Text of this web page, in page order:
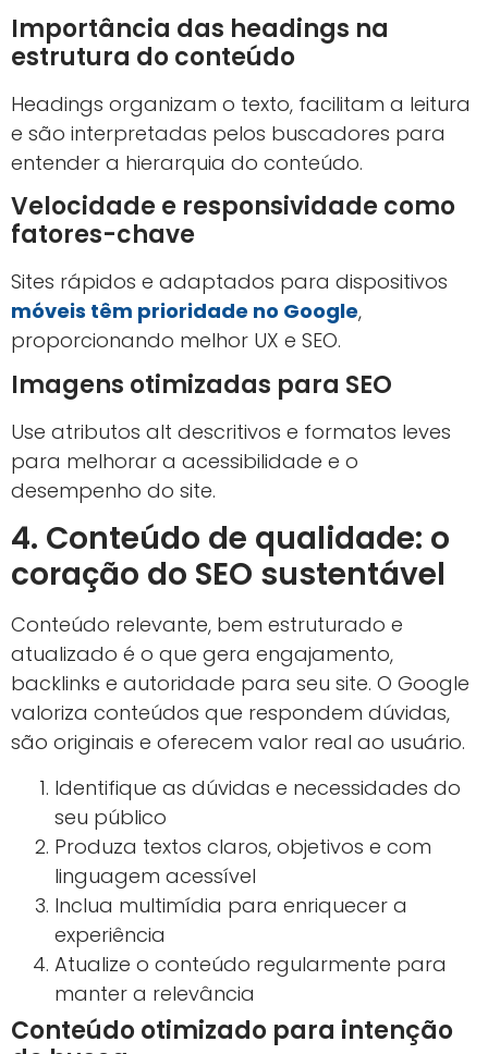
Importância das headings na
estrutura do conteúdo
Headings organizam o texto, facilitam a leitura
e são interpretadas pelos buscadores para
entender a hierarquia do conteúdo.
Velocidade e responsividade como
fatores-chave
Sites rápidos e adaptados para dispositivos
móveis têm prioridade no Google,
proporcionando melhor UX e SEO.
Imagens otimizadas para SEO
Use atributos alt descritivos e formatos leves
para melhorar a acessibilidade e o
desempenho do site.
4. Conteúdo de qualidade: o
coração do SEO sustentável
Conteúdo relevante, bem estruturado e
atualizado é o que gera engajamento,
backlinks e autoridade para seu site. O Google
valoriza conteúdos que respondem dúvidas,
são originais e oferecem valor real ao usuário.
Identifique as dúvidas e necessidades do
seu público
Produza textos claros, objetivos e com
linguagem acessível
Inclua multimídia para enriquecer a
experiência
Atualize o conteúdo regularmente para
manter a relevância
Conteúdo otimizado para intenção